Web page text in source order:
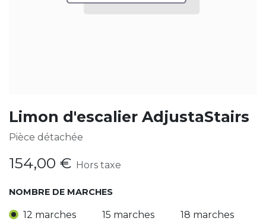
Limon d'escalier AdjustaStairs
Pièce détachée
154,00 € Hors taxe
NOMBRE DE MARCHES
12 marches 15 marches 18 marches